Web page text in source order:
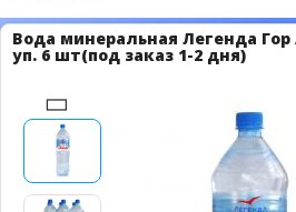
Вода минеральная Легенда Гор
уп. 6 шт(под заказ 1-2 дня)